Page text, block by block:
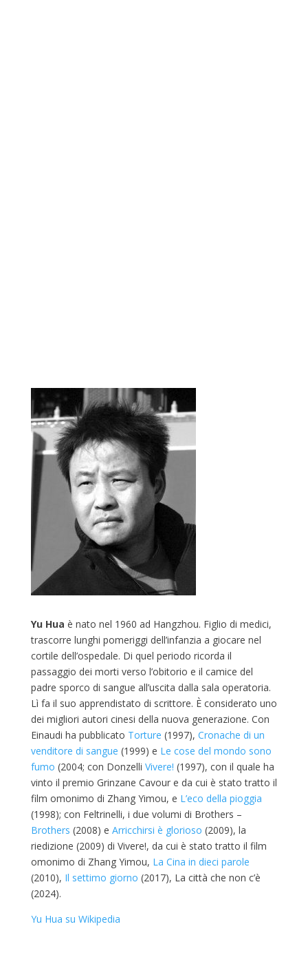
Yu Hua è nato nel 1960 ad Hangzhou. Figlio di medici,
trascorre lunghi pomeriggi dell’infanzia a giocare nel
cortile dell’ospedale. Di quel periodo ricorda il
passaggio dei morti verso l’obitorio e il camice del
padre sporco di sangue all’uscita dalla sala operatoria.
Lì fa il suo apprendistato di scrittore. È considerato uno
dei migliori autori cinesi della nuova generazione. Con
Einaudi ha pubblicato Torture (1997), Cronache di un
venditore di sangue (1999) e Le cose del mondo sono
fumo (2004; con Donzelli Vivere! (1997), con il quale ha
vinto il premio Grinzane Cavour e da cui è stato tratto il
film omonimo di Zhang Yimou, e L’eco della pioggia
(1998); con Feltrinelli, i due volumi di Brothers –
Brothers (2008) e Arricchirsi è glorioso (2009), la
riedizione (2009) di Vivere!, da cui è stato tratto il film
omonimo di Zhang Yimou, La Cina in dieci parole
(2010), Il settimo giorno (2017), La città che non c’è
(2024).
Yu Hua su Wikipedia